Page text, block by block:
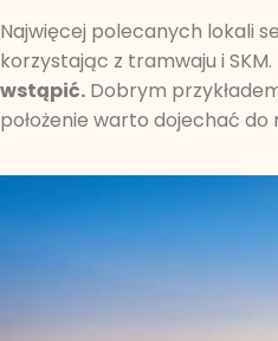
Najwięcej polecanych lokali
korzystając z tramwaju i SKM.
wstąpić. Dobrym
położenie warto dojechać